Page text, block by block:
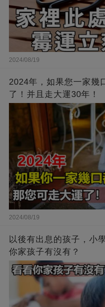
2024/08/19
2024年，如果您一家幾
了！并且走大運30年！
2024/08/19
以後有出息的孩子，小
你家孩子有沒有？